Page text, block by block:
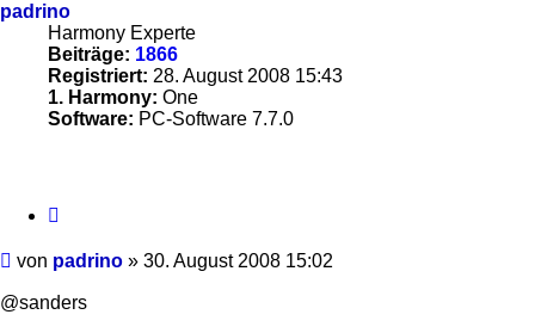
padrino
Harmony Experte
Beiträge: 1866
Registriert: 28. August 2008 15:43
1. Harmony: One
Software: PC-Software 7.7.0
Beitrag
von padrino » 30. August 2008 15:02
@sanders